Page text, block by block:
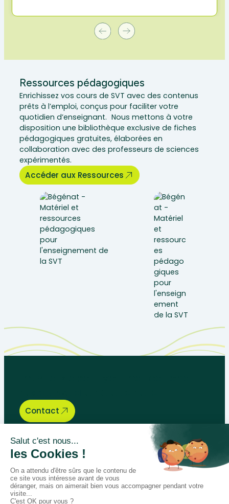
Ressources pédagogiques
Enrichissez vos cours de SVT avec des contenus
prêts à l’emploi, conçus pour faciliter votre
quotidien d’enseignant. Nous mettons à votre
disposition une bibliothèque exclusive de fiches
pédagogiques gratuites, élaborées en
collaboration avec des professeurs de sciences
expérimentés.
Accéder aux Ressources
Contact
Bégénat
Level of education
News
Return policy
100% secure payment